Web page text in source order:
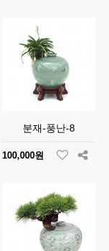
분재-풍난-8
100,000원